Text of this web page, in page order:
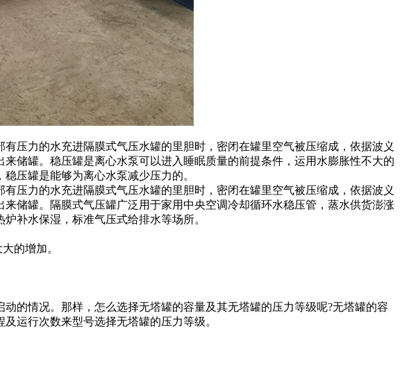
压力的水充进隔膜式气压水罐的里胆时，密闭在罐里空气被压缩成，依据波义
储罐。稳压罐是离心水泵可以进入睡眠质量的前提条件，运用水膨胀性不大的
压罐是能够为离心水泵减少压力的。
压力的水充进隔膜式气压水罐的里胆时，密闭在罐里空气被压缩成，依据波义
储罐。隔膜式气压罐广泛用于家用中央空调冷却循环水稳压管，蒸水供货澎涨
补水保湿，标准气压式给排水等场所。
的增加。
的情况。那样，怎么选择无塔罐的容量及其无塔罐的压力等级呢?无塔罐的容
运行次数来型号选择无塔罐的压力等级。